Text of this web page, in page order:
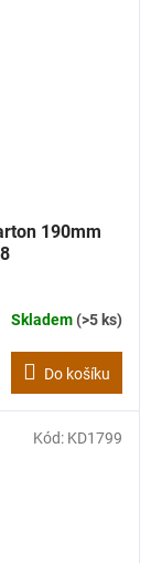
190mm
Skladem(>5 ks)
Do košíku
Kód: KD1799